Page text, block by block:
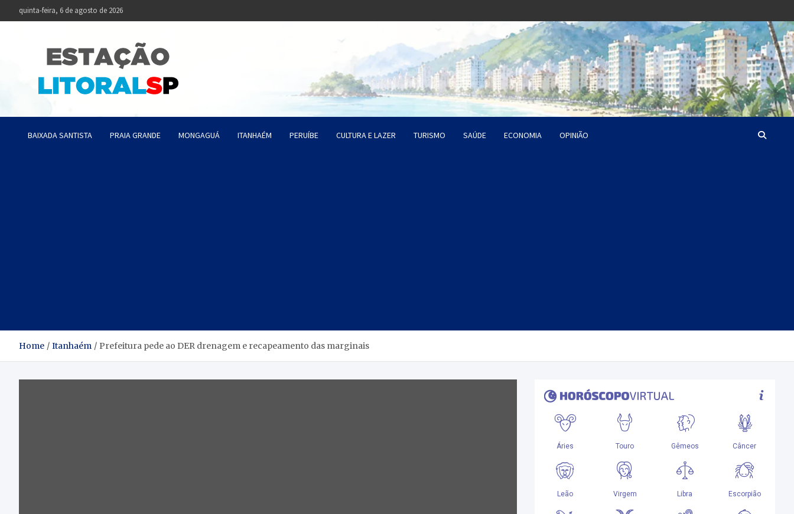
to
quinta-feira, 6 de agosto de 2026
Estação Litoral SP
BAIXADA SANTISTA PRAIA GRANDE MONGAGUÁ ITANHAÉM PERUÍBE CULTURA E LAZER TURISMO SAÚDE ECONOMIA OPINIÃO
Home Itanhaém Prefeitura pede ao DER drenagem e recapeamento das marginais